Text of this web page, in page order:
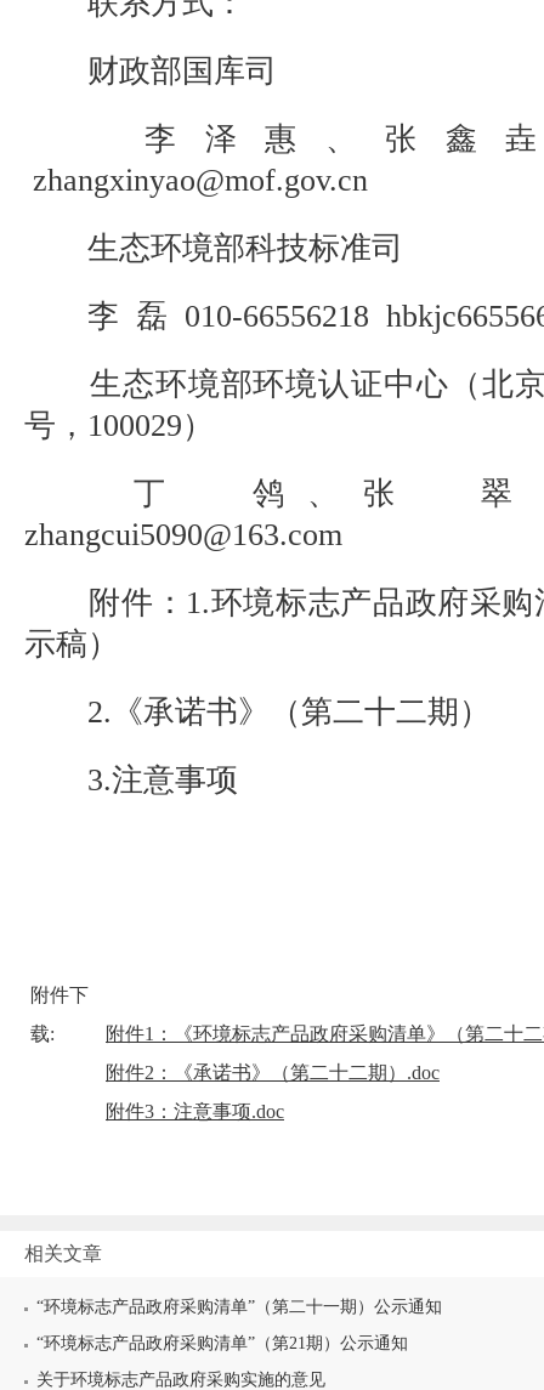
财政部国库司
李泽惠、张鑫垚
zhangxinyao@mof.gov.cn
生态环境部科技标准司
李 磊 010-66556218
生态环境部环境认证中心（北京
号，100029）
丁 鸰、张 翠 010-
zhangcui5090@163.com
附件：1.环境标志产品政府采购
示稿）
2.《承诺书》（第二十二期）
3.注意事项
附件下
载:
附件1：《环境标志产品政府采购清单》（第二十
附件2：《承诺书》（第二十二期）.doc
附件3：注意事项.doc
相关文章
“环境标志产品政府采购清单”（第二十一期）公示通知
“环境标志产品政府采购清单”（第21期）公示通知
关于环境标志产品政府采购实施的意见